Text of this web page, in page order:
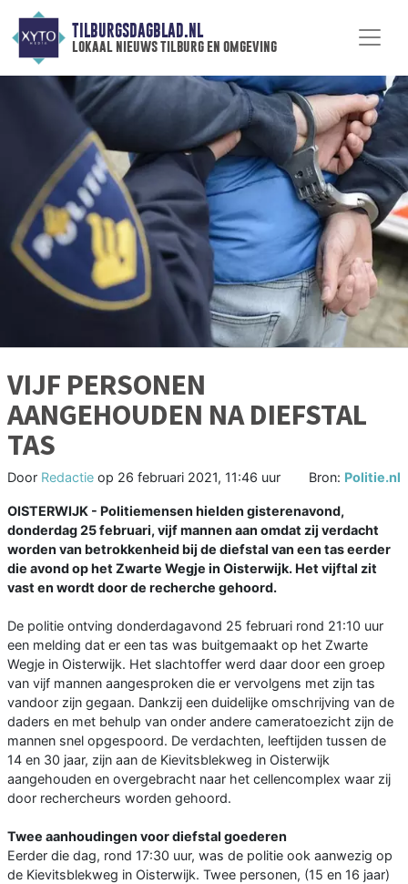
TILBURGSDAGBLAD.NL
lokaal nieuws tilburg en omgeving
VIJF PERSONEN
AANGEHOUDEN NA DIEFSTAL
TAS
Door Redactie op 26 februari 2021, 11:46 uur Bron: Politie.nl
OISTERWIJK - Politiemensen hielden gisterenavond,
donderdag 25 februari, vijf mannen aan omdat zij verdacht
worden van betrokkenheid bij de diefstal van een tas eerder
die avond op het Zwarte Wegje in Oisterwijk. Het vijftal zit
vast en wordt door de recherche gehoord.
De politie ontving donderdagavond 25 februari rond 21:10 uur
een melding dat er een tas was buitgemaakt op het Zwarte
Wegje in Oisterwijk. Het slachtoffer werd daar door een groep
van vijf mannen aangesproken die er vervolgens met zijn tas
vandoor zijn gegaan. Dankzij een duidelijke omschrijving van de
daders en met behulp van onder andere cameratoezicht zijn de
mannen snel opgespoord. De verdachten, leeftijden tussen de
14 en 30 jaar, zijn aan de Kievitsblekweg in Oisterwijk
aangehouden en overgebracht naar het cellencomplex waar zij
door rechercheurs worden gehoord.
Twee aanhoudingen voor diefstal goederen
Eerder die dag, rond 17:30 uur, was de politie ook aanwezig op
de Kievitsblekweg in Oisterwijk. Twee personen, (15 en 16 jaar)